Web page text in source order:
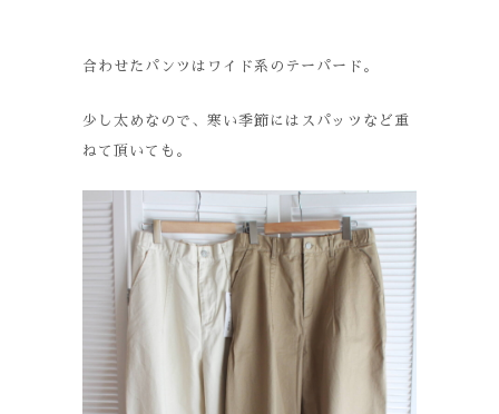
合わせたパンツはワイド系のテーパード。
少し太めなので、寒い季節にはスパッツなど重
ねて頂いても。